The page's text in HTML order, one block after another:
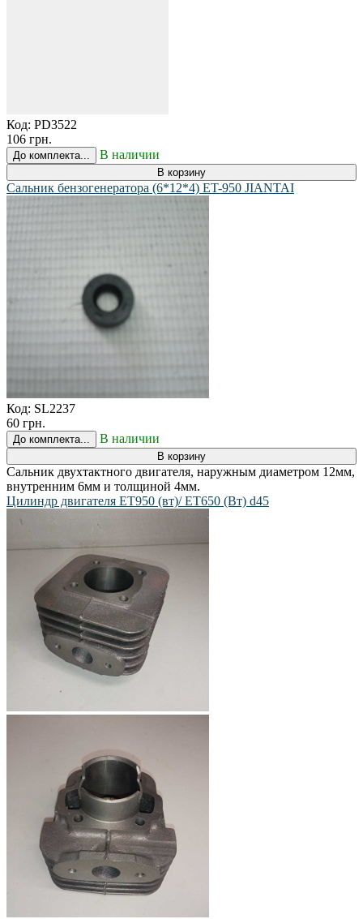
Код: PD3522
106 грн.
До комплекта... В наличии
В корзину
Сальник бензогенератора (6*12*4) ET-950 JIANTAI
Код: SL2237
60 грн.
До комплекта... В наличии
В корзину
Сальник двухтактного двигателя, наружным диаметром 12мм,
внутренним 6мм и толщиной 4мм.
Цилиндр двигателя ET950 (вт)/ ET650 (Вт) d45